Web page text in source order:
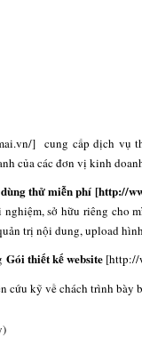
cung cấp dịch vụ
của các đơn vị kinh
thử miễn phí
nghiệm, sở hữu riêng cho
trị nội dung, upload
Gói thiết kế website
cứu kỹ về chách trình bày